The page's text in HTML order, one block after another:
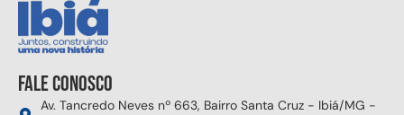
Fale conosco
Av. Tancredo Neves nº 663, Bairro Santa Cruz - Ibiá/MG -